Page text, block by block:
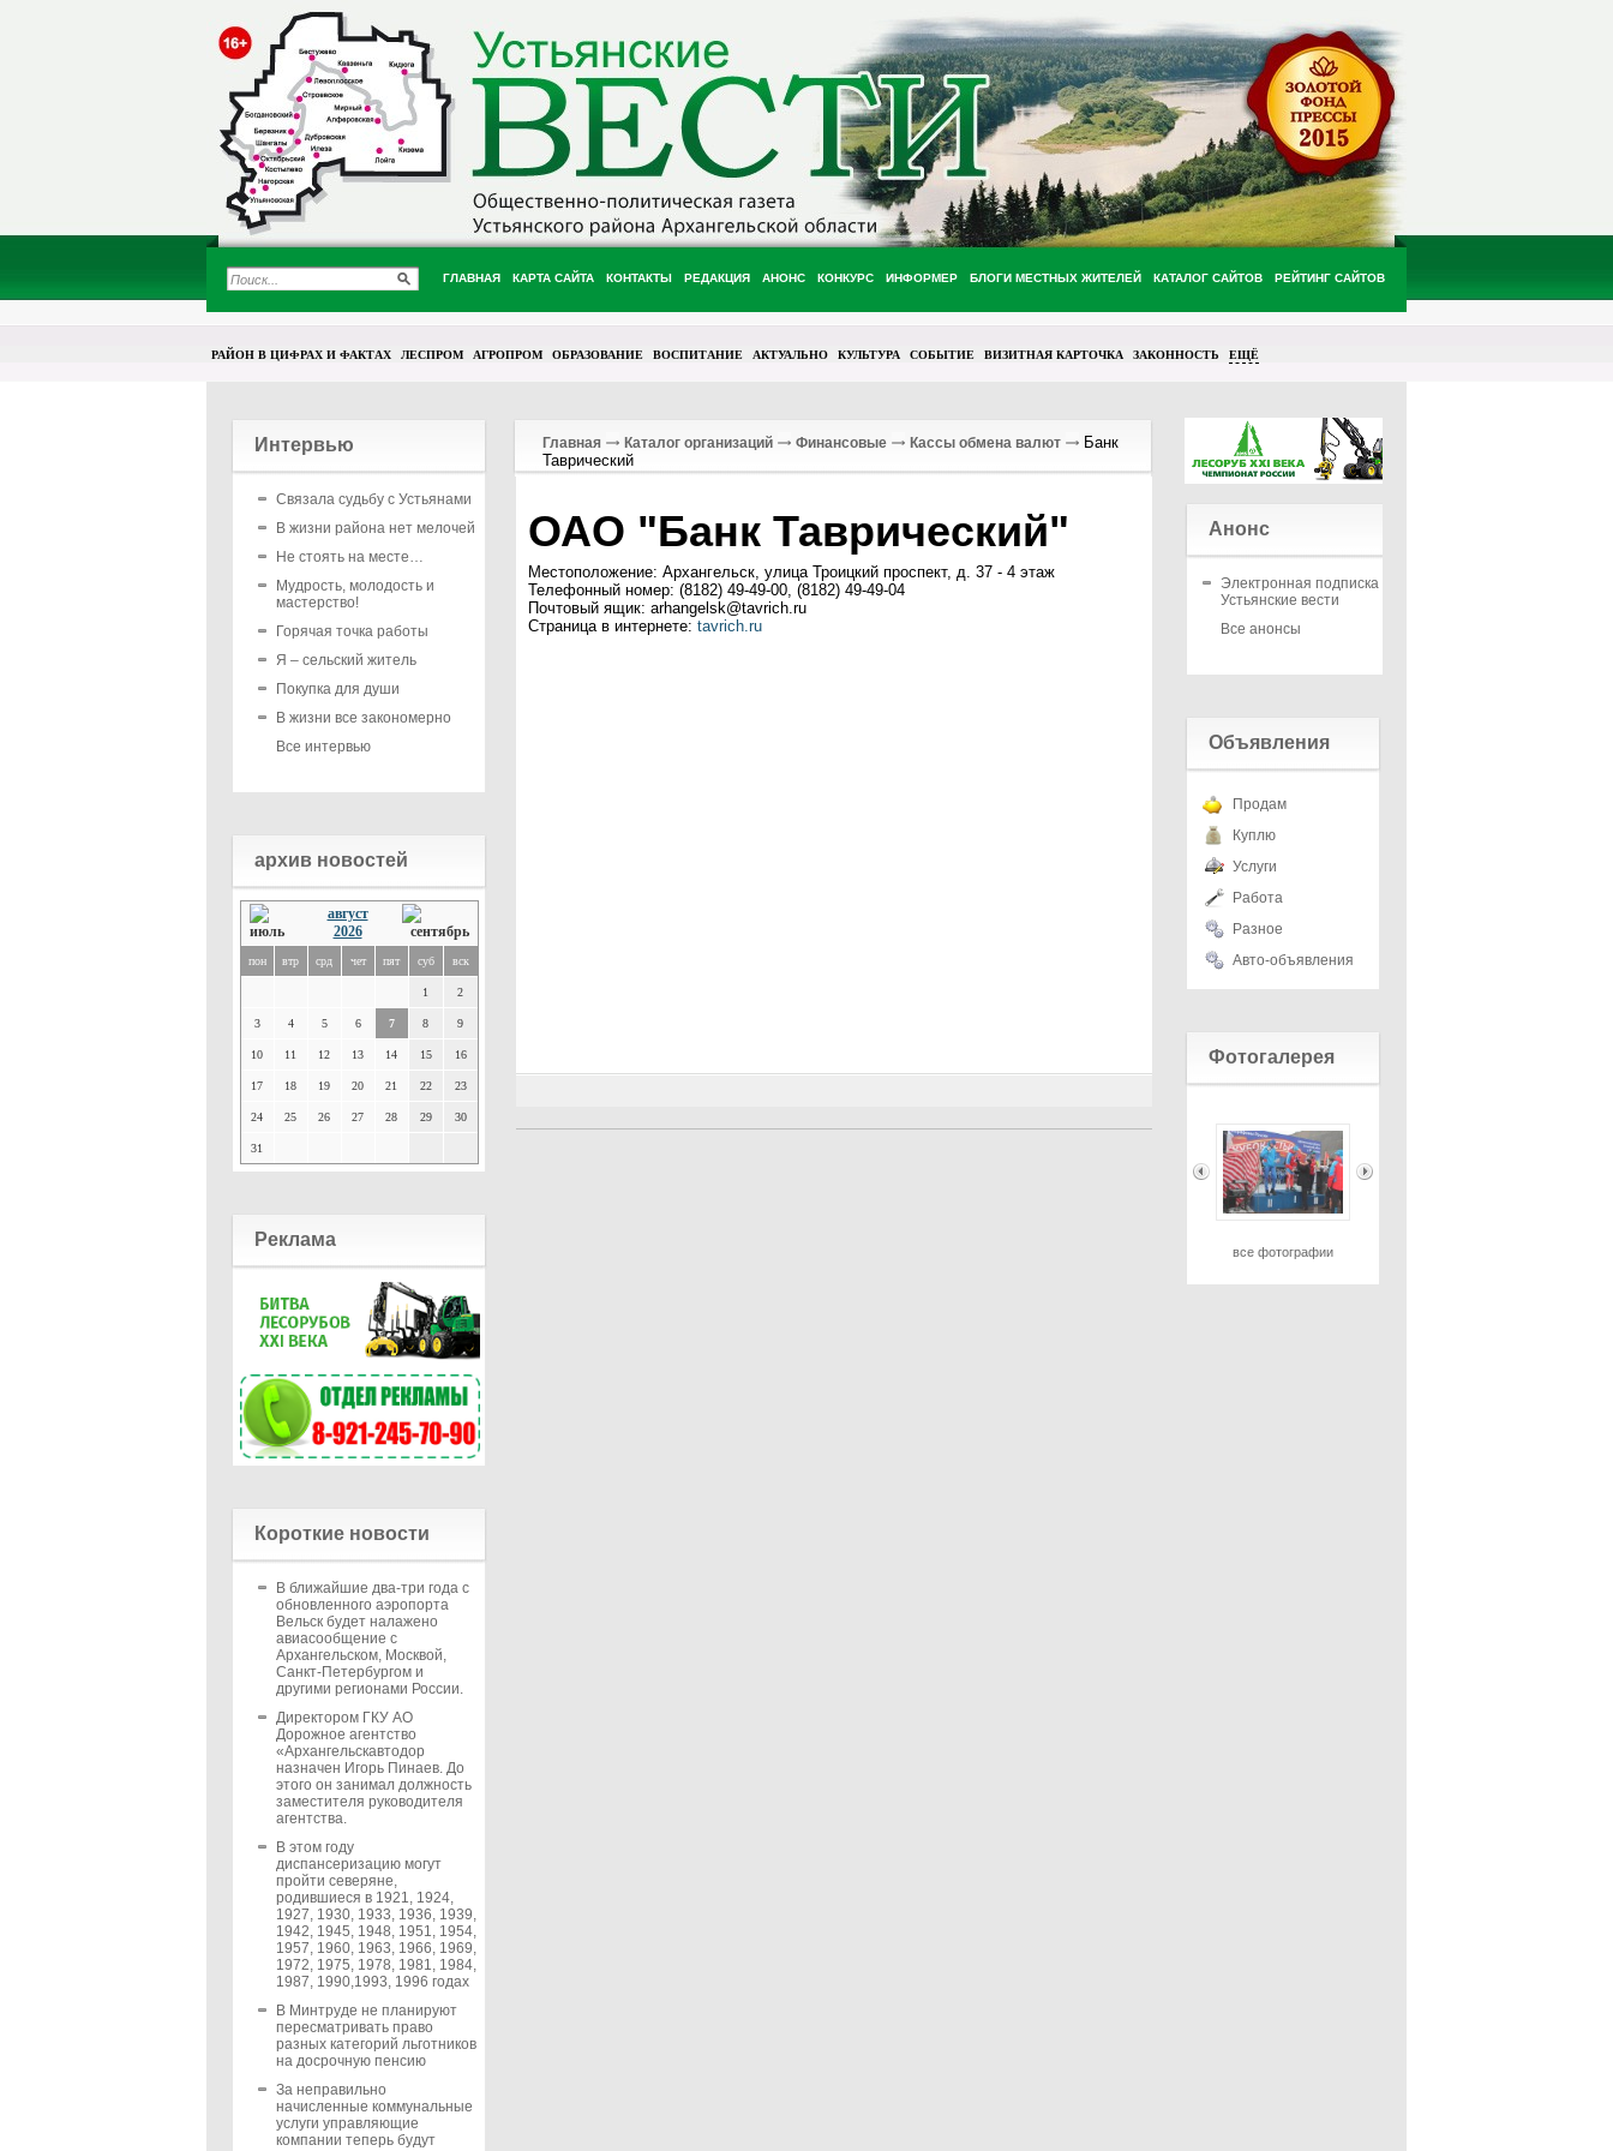
ГЛАВНАЯ КАРТА САЙТА КОНТАКТЫ РЕДАКЦИЯ АНОНС КОНКУРС ИНФОРМЕР БЛОГИ МЕСТНЫХ ЖИТЕЛЕЙ КАТАЛОГ САЙТОВ РЕЙТИНГ САЙТОВ
РАЙОН В ЦИФРАХ И ФАКТАХ ЛЕСПРОМ АГРОПРОМ ОБРАЗОВАНИЕ ВОСПИТАНИЕ АКТУАЛЬНО КУЛЬТУРА СОБЫТИЕ ВИЗИТНАЯ КАРТОЧКА ЗАКОННОСТЬ ЕЩЁ
Интервью
Связала судьбу с Устьянами
В жизни района нет мелочей
Не стоять на месте…
Мудрость, молодость и
мастерство!
Горячая точка работы
Я – сельский житель
Покупка для души
В жизни все закономерно
Все интервью
архив новостей
август
2026
пон втр срд чет пят суб вск
1 2
3 4 5 6 7 8 9
10 11 12 13 14 15 16
17 18 19 20 21 22 23
24 25 26 27 28 29 30
31
Реклама
Короткие новости
В ближайшие два-три года с
обновленного аэропорта
Вельск будет налажено
авиасообщение с
Архангельском, Москвой,
Санкт-Петербургом и
другими регионами России.
Директором ГКУ АО
Дорожное агентство
«Архангельскавтодор
назначен Игорь Пинаев. До
этого он занимал должность
заместителя руководителя
агентства.
В этом году
диспансеризацию могут
пройти северяне,
родившиеся в 1921, 1924,
1927, 1930, 1933, 1936, 1939,
1942, 1945, 1948, 1951, 1954,
1957, 1960, 1963, 1966, 1969,
1972, 1975, 1978, 1981, 1984,
1987, 1990,1993, 1996 годах
В Минтруде не планируют
пересматривать право
разных категорий льготников
на досрочную пенсию
За неправильно
начисленные коммунальные
услуги управляющие
компании теперь будут
Главная Каталог организаций Финансовые Кассы обмена валют
Банк
Таврический
ОАО "Банк Таврический"
Местоположение: Архангельск, улица Троицкий проспект, д. 37 - 4 этаж
Телефонный номер: (8182) 49-49-00, (8182) 49-49-04
Почтовый ящик: arhangelsk@tavrich.ru
Страница в интернете: tavrich.ru
Анонс
Электронная подписка на
Устьянские вести
Все анонсы
Объявления
Продам
Куплю
Услуги
Работа
Разное
Авто-объявления
Фотогалерея
все фотографии